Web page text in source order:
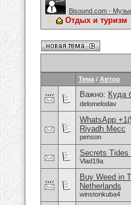
Bisound.com -
Отдых и туризм
Тема / Автор
Важно: Куда
delomelodav
WhatsApp
Riyadh Mecc
penson
Secrets Tides
Vlad19a
Buy Weed in
Netherlands
winstonkuba4